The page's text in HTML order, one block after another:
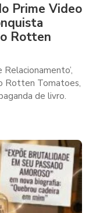
Prime Video
Rotten
Rotten Tomatoes,
de livro.